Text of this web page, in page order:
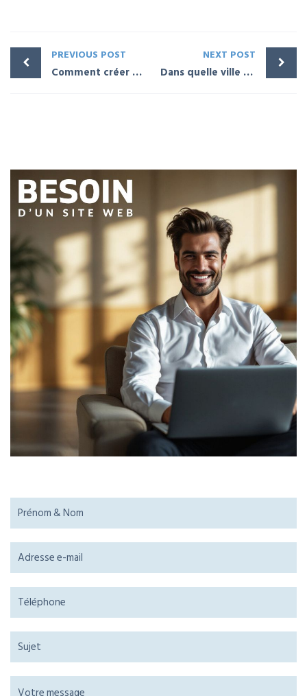
PREVIOUS POST
Comment créer un blog à l’île de la Réunion ?
NEXT POST
Dans quelle ville d’Arabie saoudite s’expatrier ?